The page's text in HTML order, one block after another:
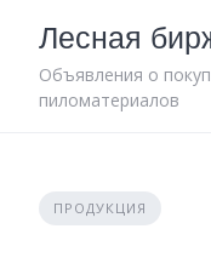
content
Лесная
Объявления о
пиломатериалов
ПРОДУКЦИЯ